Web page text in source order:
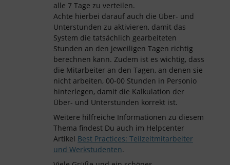
alle 7 Tage zu verteilen.
Achte hierbei darauf auch die Über- und
Unterstunden zu aktivieren, damit das
System die tatsächlich gearbeiteten
Stunden an den jeweiligen Tagen richtig
berechnen kann. Zudem ist es wichtig, dass
die Mitarbeiter an den Tagen, an denen sie
nicht arbeiten, 00-00 Stunden in Personio
hinterlegen, damit die Kalkulation der
Über- und Unterstunden korrekt ist.
Weitere hilfreiche Informationen zu diesem
Thema findest Du auch im Helpcenter
Artikel Best Practices: Teilzeitmitarbeiter
und Werkstudenten.